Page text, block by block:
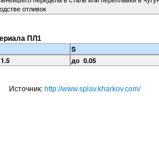
отливок
ПЛ1
S
до 0.05
Источник: http://www.splav.kharkov.com/